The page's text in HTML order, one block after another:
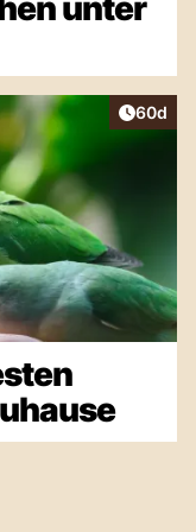
unter
Artikel
60d